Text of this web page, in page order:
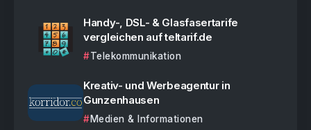
Handy-, DSL- & Glasfasertarife
vergleichen auf teltarif.de
Telekommunikation
Kreativ- und Werbeagentur in
Gunzenhausen
Medien & Informationen